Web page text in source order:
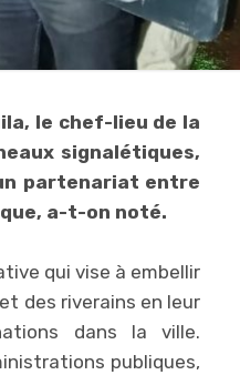
le chef-lieu de la
signalétiques,
partenariat entre
a-t-on noté.
qui vise à embellir
des riverains en leur
dans la ville.
publiques,